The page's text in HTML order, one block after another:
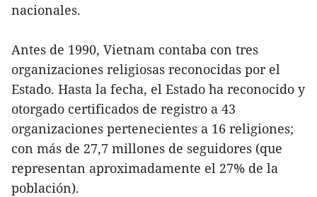
nacionales.
Antes de 1990, Vietnam contaba con tres
organizaciones religiosas reconocidas por el
Estado. Hasta la fecha, el Estado ha reconocido y
otorgado certificados de registro a 43
organizaciones pertenecientes a 16 religiones;
con más de 27,7 millones de seguidores (que
representan aproximadamente el 27% de la
población).